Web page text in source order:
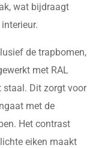
wat bijdraagt
de trapbomen,
met RAL
staal. Dit zorgt voor
met de
Het contrast
eiken maakt